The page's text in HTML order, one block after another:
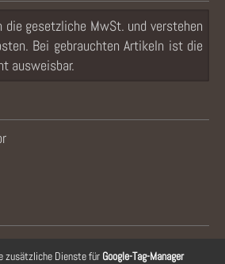
die gesetzliche MwSt. und verstehen
Bei gebrauchten Artikeln ist die
ausweisbar.
zusätzliche Dienste für Google-Tag-Manager